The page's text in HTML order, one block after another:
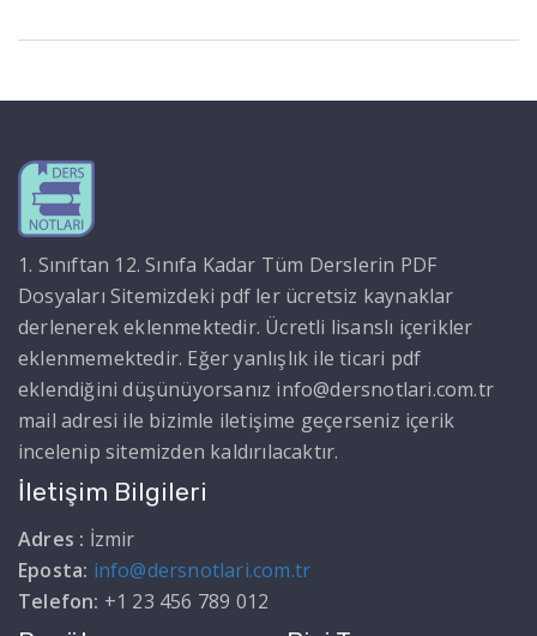
1. Sınıftan 12. Sınıfa Kadar Tüm Derslerin PDF
Dosyaları Sitemizdeki pdf ler ücretsiz kaynaklar
derlenerek eklenmektedir. Ücretli lisanslı içerikler
eklenmemektedir. Eğer yanlışlık ile ticari pdf
eklendiğini düşünüyorsanız info@dersnotlari.com.tr
mail adresi ile bizimle iletişime geçerseniz içerik
incelenip sitemizden kaldırılacaktır.
İletişim Bilgileri
Adres : İzmir
Eposta: info@dersnotlari.com.tr
Telefon: +1 23 456 789 012